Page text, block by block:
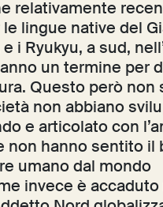
relativamente
lingue native del
i Ryukyu, a sud,
un termine per
Questo però non
non abbiano
e articolato con
non hanno sentito il
umano dal mondo
invece è accaduto